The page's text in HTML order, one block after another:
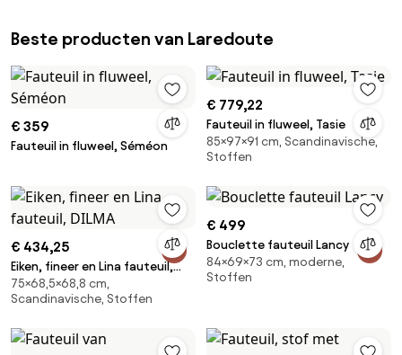
Beste producten van Laredoute
€ 359
Fauteuil in fluweel, Séméon
€ 779,22
Fauteuil in fluweel, Tasie
85×97×91 cm, Scandinavische,
Stoffen
€ 434,25
Eiken, fineer en Lina fauteuil,
DILMA
75×68,5×68,8 cm,
Scandinavische, Stoffen
€ 499
Bouclette fauteuil Lancy
84×69×73 cm, moderne,
Stoffen